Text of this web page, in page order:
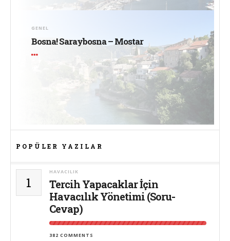
GENEL
Bosna! Saraybosna – Mostar
POPÜLER YAZILAR
1
HAVACILIK
Tercih Yapacaklar İçin
Havacılık Yönetimi (Soru-
Cevap)
382 COMMENTS